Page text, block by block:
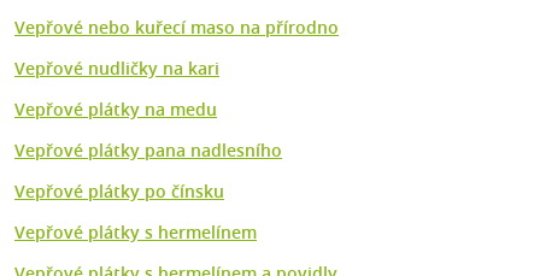
Vepřové nebo kuřecí maso na přírodno
Vepřové nudličky na kari
Vepřové plátky na medu
Vepřové plátky pana nadlesního
Vepřové plátky po čínsku
Vepřové plátky s hermelínem